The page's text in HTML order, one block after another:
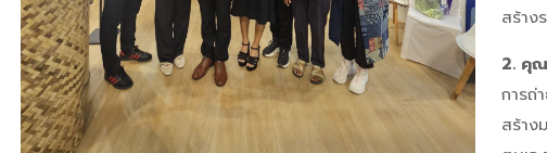
สร้าง
2. คุ
การถ่
สร้าง